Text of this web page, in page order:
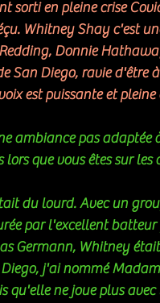
sorti en pleine crise
Whitney Shay c'est
Donnie
San Diego, ravie d'être
est puissante et pleine
ambiance pas adaptée
lors que vous êtes sur les
du lourd. Avec un
par l'excellent
Germann, Whitney
j'ai nommé
qu'elle ne joue plus